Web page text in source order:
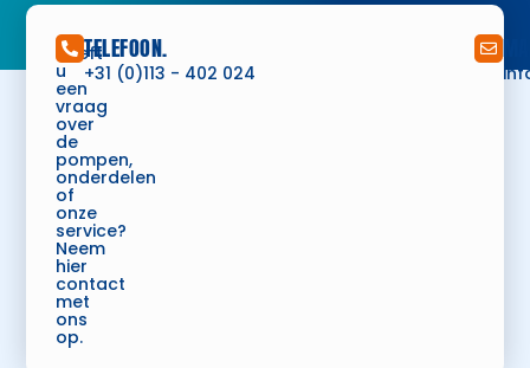
Heeft
u
een
vraag
over
de
pompen,
onderdelen
of
onze
service?
Neem
hier
contact
met
ons
op.
TELEFOON.
+31 (0)113 - 402 024